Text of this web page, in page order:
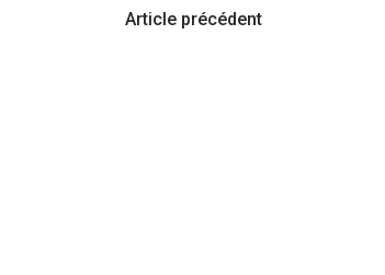
Navigation
Article précédent